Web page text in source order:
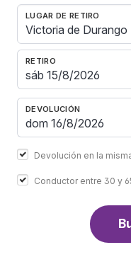
LUGAR DE RETIRO
RETIRO
DEVOLUCIÓN
Devolución en la
Conductor entre 30 y